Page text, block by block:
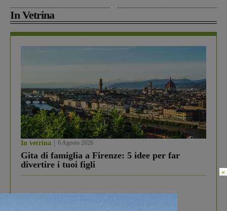
In Vetrina
In vetrina 6 Agosto 2026
Gita di famiglia a Firenze: 5 idee per far
divertire i tuoi figli
×